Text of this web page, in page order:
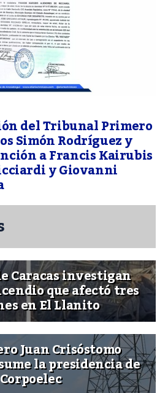
del Tribunal Primero
Simón Rodríguez y
a Francis Kairubis
y Giovanni
Caracas investigan
que afectó tres
en El Llanito
Juan Crisóstomo
la presidencia de
Corpoelec